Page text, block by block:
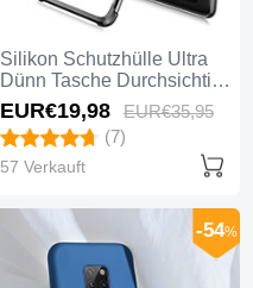
Silikon Schutzhülle Ultra
Dünn Tasche Durchsichtig
Transparent S03 für
Huawei Mate 20 Schwarz
EUR€19,98 EUR€35,95
(7)
57 Verkauft
-54%